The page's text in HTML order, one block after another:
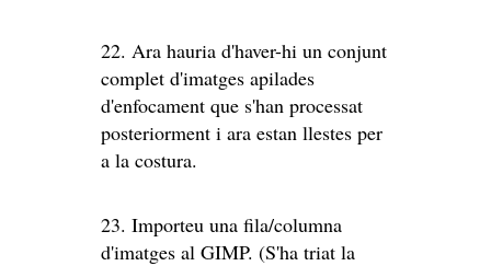
22. Ara hauria d'haver-hi un conjunt
complet d'imatges apilades
d'enfocament que s'han processat
posteriorment i ara estan llestes per
a la costura.
23. Importeu una fila/columna
d'imatges al GIMP. (S'ha triat la